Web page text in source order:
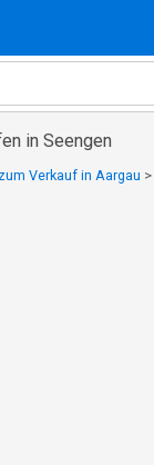
in Seengen
Verkauf in Aargau >